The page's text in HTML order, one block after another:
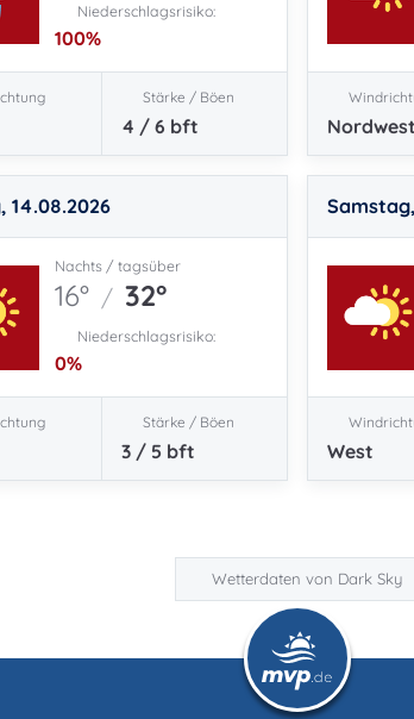
Niederschlagsrisiko:
100%
Stärke / Böen
4 / 6 bft Nordwest
14.08.2026
Nachts / tagsüber
16° / 32°
Niederschlagsrisiko:
0%
Stärke / Böen
3 / 5 bft West
Wetterdaten von Dark Sky